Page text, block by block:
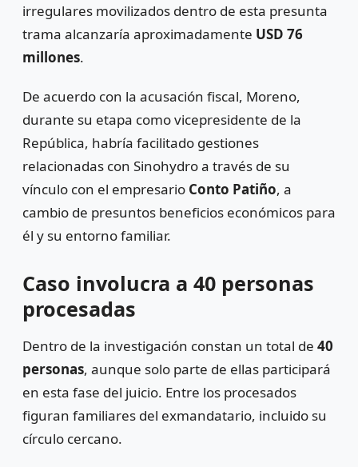
irregulares movilizados dentro de esta presunta
trama alcanzaría aproximadamente USD 76
millones.
De acuerdo con la acusación fiscal, Moreno,
durante su etapa como vicepresidente de la
República, habría facilitado gestiones
relacionadas con Sinohydro a través de su
vínculo con el empresario Conto Patiño, a
cambio de presuntos beneficios económicos para
él y su entorno familiar.
Caso involucra a 40 personas
procesadas
Dentro de la investigación constan un total de 40
personas, aunque solo parte de ellas participará
en esta fase del juicio. Entre los procesados
figuran familiares del exmandatario, incluido su
círculo cercano.